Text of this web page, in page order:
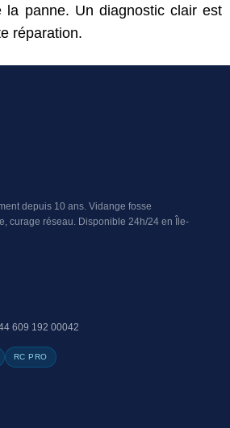
la panne. Un diagnostic clair est
réparation.
depuis 10 ans. Vidange fosse
curage réseau. Disponible 24h/24 en Île-
609 192 00042
RC PRO